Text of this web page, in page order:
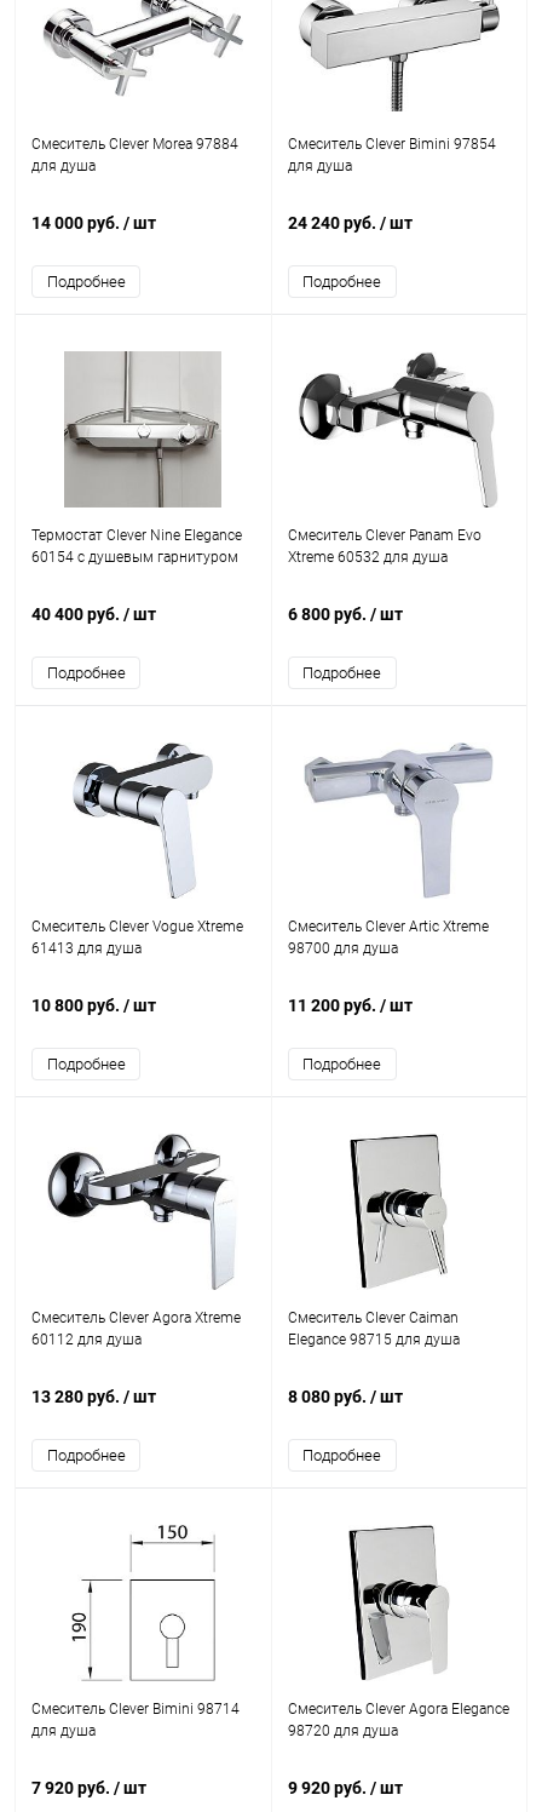
Смеситель Clever Morea 97884
для душа
14 000 руб. / шт
Подробнее
Смеситель Clever Bimini 97854
для душа
24 240 руб. / шт
Подробнее
Термостат Clever Nine Elegance
60154 с душевым гарнитуром
40 400 руб. / шт
Подробнее
Смеситель Clever Panam Evo
Xtreme 60532 для душа
6 800 руб. / шт
Подробнее
Смеситель Clever Vogue Xtreme
61413 для душа
10 800 руб. / шт
Подробнее
Смеситель Clever Artic Xtreme
98700 для душа
11 200 руб. / шт
Подробнее
Смеситель Clever Agora Xtreme
60112 для душа
13 280 руб. / шт
Подробнее
Смеситель Clever Caiman
Elegance 98715 для душа
8 080 руб. / шт
Подробнее
Смеситель Clever Bimini 98714
для душа
7 920 руб. / шт
Смеситель Clever Agora Elegance
98720 для душа
9 920 руб. / шт